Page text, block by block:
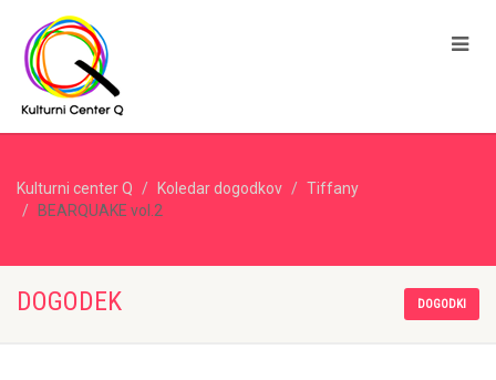
Kulturni center Q Koledar dogodkov
Tiffany
BEARQUAKE vol.2
DOGODEK DOGODKI